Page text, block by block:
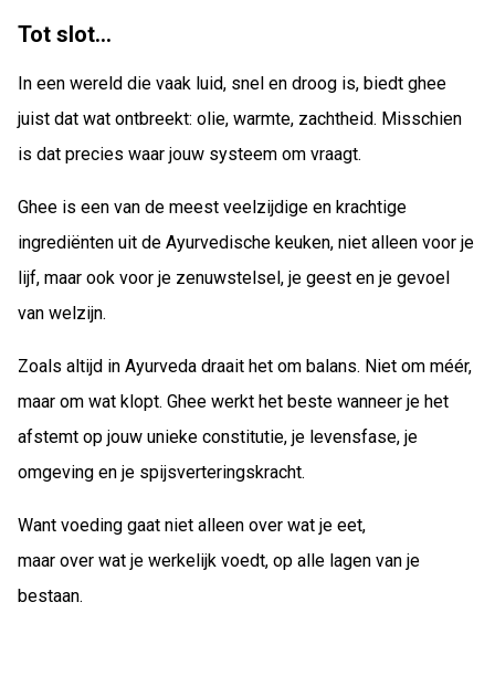
Tot slot…
In een wereld die vaak luid, snel en droog is, biedt ghee
juist dat wat ontbreekt: olie, warmte, zachtheid. Misschien
is dat precies waar jouw systeem om vraagt.
Ghee is een van de meest veelzijdige en krachtige
ingrediënten uit de Ayurvedische keuken, niet alleen voor je
lijf, maar ook voor je zenuwstelsel, je geest en je gevoel
van welzijn.
Zoals altijd in Ayurveda draait het om balans. Niet om méér,
maar om wat klopt. Ghee werkt het beste wanneer je het
afstemt op jouw unieke constitutie, je levensfase, je
omgeving en je spijsverteringskracht.
Want voeding gaat niet alleen over wat je eet,
maar over wat je werkelijk voedt, op alle lagen van je
bestaan.